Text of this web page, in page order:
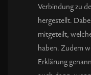
Verbindung zu
hergestellt.
mitgeteilt,
haben. Zudem
Erklärung